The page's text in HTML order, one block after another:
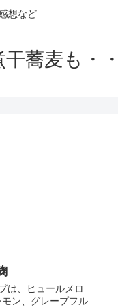
想など
蕎麦も・
は、ヒュールメロ
ン、グレープフル